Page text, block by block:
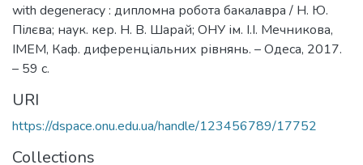
with degeneracy : дипломна робота бакалавра / Н. Ю.
Пілєва; наук. кер. Н. В. Шарай; ОНУ ім. І.І. Мечникова,
ІМЕМ, Каф. диференціальних рівнянь. – Одеса, 2017.
– 59 с.
URI
https://dspace.onu.edu.ua/handle/123456789/17752
Collections